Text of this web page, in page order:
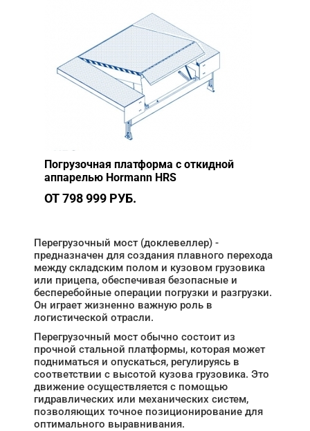
Погрузочная платформа с откидной
аппарелью Hormann HRS
ОТ 798 999 РУБ.
Перегрузочный мост (доклевеллер) -
предназначен для создания плавного перехода
между складским полом и кузовом грузовика
или прицепа, обеспечивая безопасные и
бесперебойные операции погрузки и разгрузки.
Он играет жизненно важную роль в
логистической отрасли.
Перегрузочный мост обычно состоит из
прочной стальной платформы, которая может
подниматься и опускаться, регулируясь в
соответствии с высотой кузова грузовика. Это
движение осуществляется с помощью
гидравлических или механических систем,
позволяющих точное позиционирование для
оптимального выравнивания.